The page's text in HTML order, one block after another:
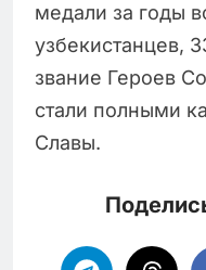
медали за годы
узбекистанцев,
звание Героев
стали полными
Славы.